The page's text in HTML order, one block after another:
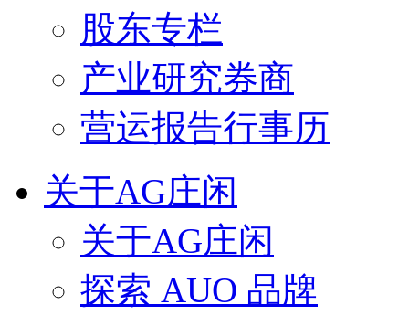
股东专栏
产业研究券商
营运报告行事历
关于AG庄闲
关于AG庄闲
探索 AUO 品牌